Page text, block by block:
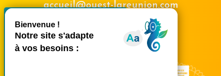
Masquer le
accueil@ouest-lareunion.com
02 62 42 31 31
Nous rencontrer